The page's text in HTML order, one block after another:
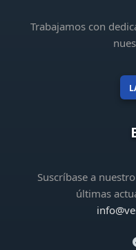
Trabajamos con
Suscríbase a
últimas